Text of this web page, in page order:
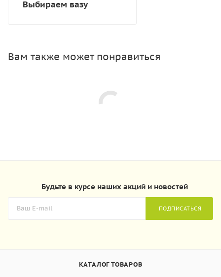
Выбираем вазу
Вам также может понравиться
Будьте в курсе наших акций и новостей
ПОДПИСАТЬСЯ
КАТАЛОГ ТОВАРОВ